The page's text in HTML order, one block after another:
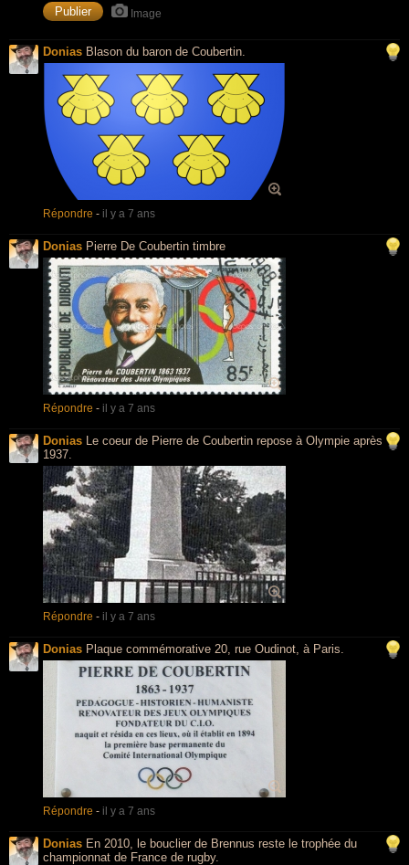
Image
Donias Blason du baron de Coubertin.
Répondre - il y a 7 ans
Donias Pierre De Coubertin timbre
Répondre - il y a 7 ans
Donias Le coeur de Pierre de Coubertin repose à Olympie après
1937.
Répondre - il y a 7 ans
Donias Plaque commémorative 20, rue Oudinot, à Paris.
Répondre - il y a 7 ans
Donias En 2010, le bouclier de Brennus reste le trophée du
championnat de France de rugby.